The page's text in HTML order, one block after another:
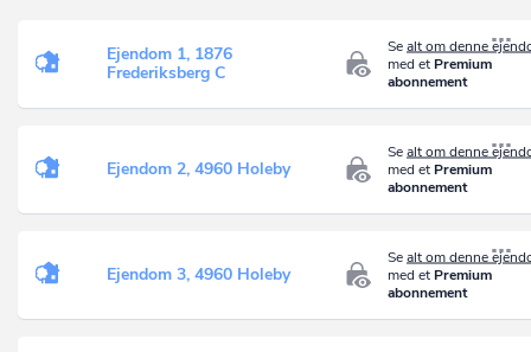
Sealt om denne
med et Premium
abonnement
Ejendom 1, 1876
Frederiksberg C
Sealt om denne
med et Premium
abonnement
Ejendom 2, 4960 Holeby
Sealt om denne
med et Premium
abonnement
Ejendom 3, 4960 Holeby